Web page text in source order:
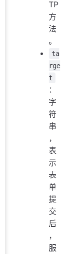
TP
方
法
。
ta
rge
t
：
字
符
串
，
表
示
表
单
提
交
后
，
服